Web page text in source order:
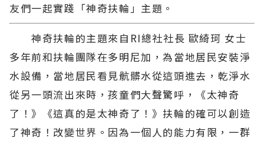
友們一起實踐「神奇扶輪」主題。
神奇扶輪的主題來自RI總社社長 歐綺珂 女士
多年前和扶輪團隊在多明尼加，為當地居民安裝淨
水設備，當地居民看見骯髒水從這頭進去，乾淨水
從另一頭流出來時，孩童們大聲驚呼，《太神奇
了！》《這真的是太神奇了！》扶輪的確可以創造
了神奇！改變世界。因為一個人的能力有限，一群